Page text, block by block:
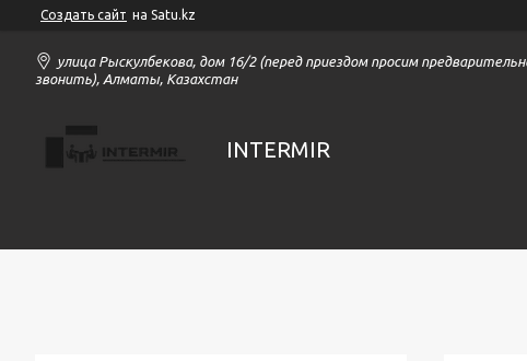
Создать сайт на Satu.kz
улица Рыскулбекова, дом 16/2 (перед приездом просим
звонить), Алматы, Казахстан
INTERMIR